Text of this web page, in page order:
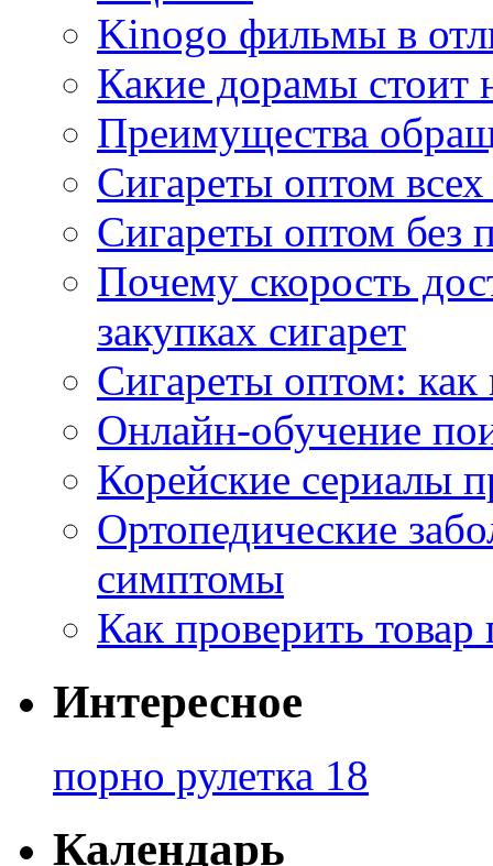
Kinogo фильмы в
Какие дорамы стоит
Преимущества
Сигареты оптом
Сигареты оптом без
Почему скорость
закупках сигарет
Сигареты оптом:
Онлайн-обучение
Корейские сериалы
Ортопедические
симптомы
Как проверить товар
Интересное
порно рулетка 18
Календарь